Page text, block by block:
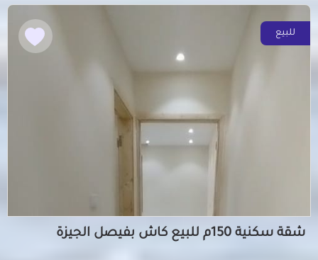
للبيع
شقة سكنية 150م للبيع كاش بفيصل الجيزة